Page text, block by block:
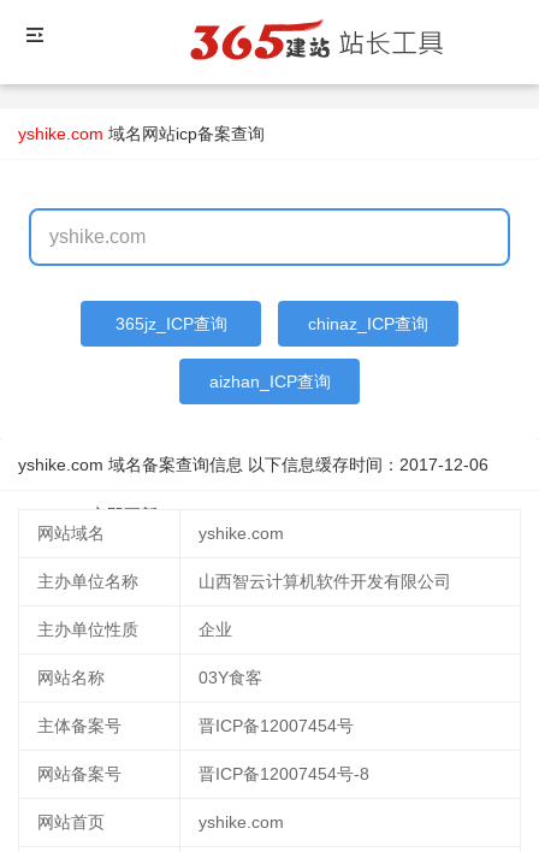
yshike.com 域名网站icp备案查询
365jz_ICP查询 chinaz_ICP查询
aizhan_ICP查询
yshike.com 域名备案查询信息 以下信息缓存时间： 2017-12-06
立即更新
网站域名
yshike.com
主办单位名称 山西智云计算机软件开发有限公司
主办单位性质 企业
网站名称 03Y食客
主体备案号 晋ICP备12007454号
网站备案号 晋ICP备12007454号-8
网站首页 yshike.com